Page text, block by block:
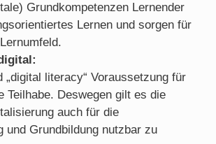
Grundkompetenzen Lernender
Lernen und sorgen für
„digital literacy“ Voraussetzung für
Teilhabe. Deswegen gilt es die
auch für die
und Grundbildung nutzbar zu